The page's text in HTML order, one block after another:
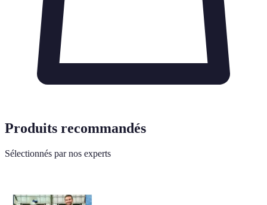
Produits recommandés
Sélectionnés par nos experts